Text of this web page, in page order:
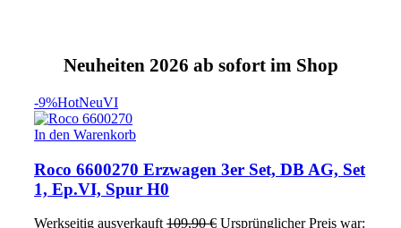
Neuheiten 2026 ab sofort im Shop
-9%HotNeuVI
In den Warenkorb
Roco 6600270 Erzwagen 3er Set, DB AG, Set
1, Ep.VI, Spur H0
Werkseitig ausverkauft 109,90€ Ursprünglicher Preis war: